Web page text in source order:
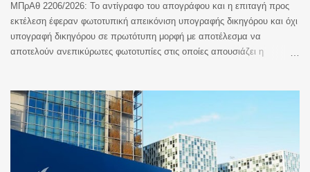
ΜΠρΑθ 2206/2026: Το αντίγραφο του απογράφου και η επιταγή προς
εκτέλεση έφεραν φωτοτυπική απεικόνιση υπογραφής δικηγόρου και όχι
υπογραφή δικηγόρου σε πρωτότυπη μορφή με αποτέλεσμα να
αποτελούν ανεπικύρωτες φωτοτυπίες στις οποίες απουσιάζει η
Πρωτοδικείου Αθηνών (Περιουσιακές διαφορές – Ανακοπές Εκτέλεσης)
έγινε δεκτός λόγος ανακοπής που αφορούσε την έλλειψη αποδεικτικής
ισχύος του αντιγράφου εξ απογράφου εκτελεστού που κοινοποιήθηκε
με την επιταγή προς πληρωμή για να ξεκινήσει η διαδικασία της
εκτέλεσης. Όπως κρίθηκε, το αντίγραφο εξ απογράφου εκτελεστού